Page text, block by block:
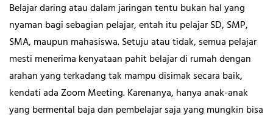
Belajar daring atau dalam jaringan tentu bukan hal yang
nyaman bagi sebagian pelajar, entah itu pelajar SD, SMP,
SMA, maupun mahasiswa. Setuju atau tidak, semua pelajar
mesti menerima kenyataan pahit belajar di rumah dengan
arahan yang terkadang tak mampu disimak secara baik,
kendati ada Zoom Meeting. Karenanya, hanya anak-anak
yang bermental baja dan pembelajar saja yang mungkin bisa